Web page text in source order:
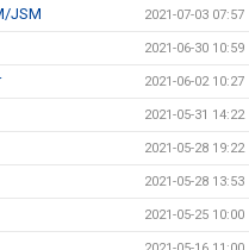
JSM 2021-07-03 07:57
2021-06-30 10:59
2021-06-02 10:27
2021-05-31 14:22
2021-05-28 19:22
2021-05-28 13:53
2021-05-25 10:00